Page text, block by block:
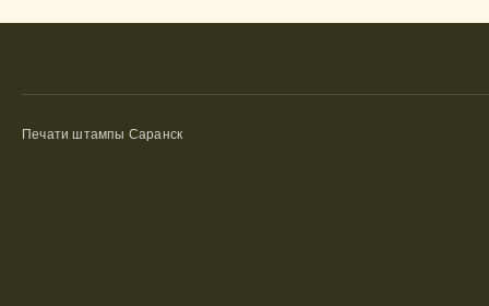
Печати штампы Саранск